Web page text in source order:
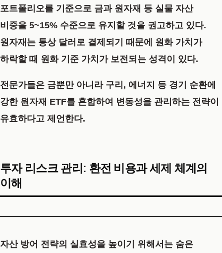
포트폴리오를 기준으로 금과 원자재 등 실물 자산
비중을 5~15% 수준으로 유지할 것을 권고하고 있다.
원자재는 통상 달러로 결제되기 때문에 원화 가치가
하락할 때 원화 기준 가치가 보전되는 성격이 있다.
전문가들은 금뿐만 아니라 구리, 에너지 등 경기 순환에
강한 원자재 ETF를 혼합하여 변동성을 관리하는 전략이
유효하다고 제언한다.
투자 리스크 관리: 환전 비용과 세제 체계의
이해
자산 방어 전략의 실효성을 높이기 위해서는 숨은